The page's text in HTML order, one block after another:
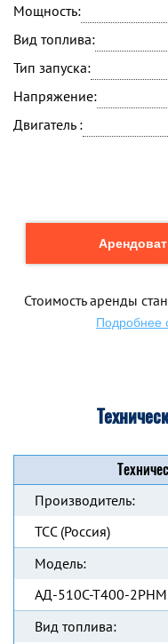
Мощность:
Вид топлива:
Тип запуска:
Напряжение:
Двигатель :
Стоимость аренды
Подробнее
Производитель:
ТСС (Россия)
Модель:
АД-510С-Т400-
Вид топлива: